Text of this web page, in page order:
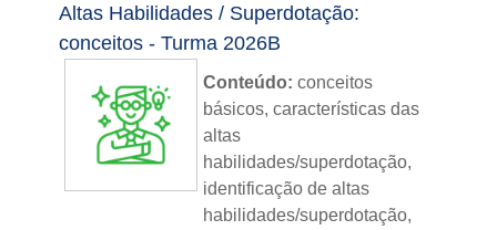
Instituição:IFRS
Idioma: português
Altas Habilidades / Superdotação:
conceitos - Turma 2026B
Conteúdo:conceitos
básicos, características das
altas
habilidades/superdotação,
identificação de altas
habilidades/superdotação,